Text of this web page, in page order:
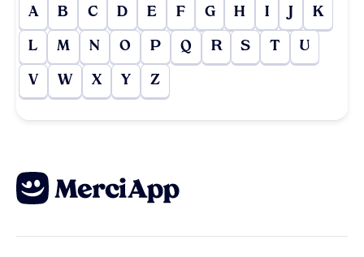
A B C D E F G H I J K
L M N O P Q R S T U
V W X Y Z